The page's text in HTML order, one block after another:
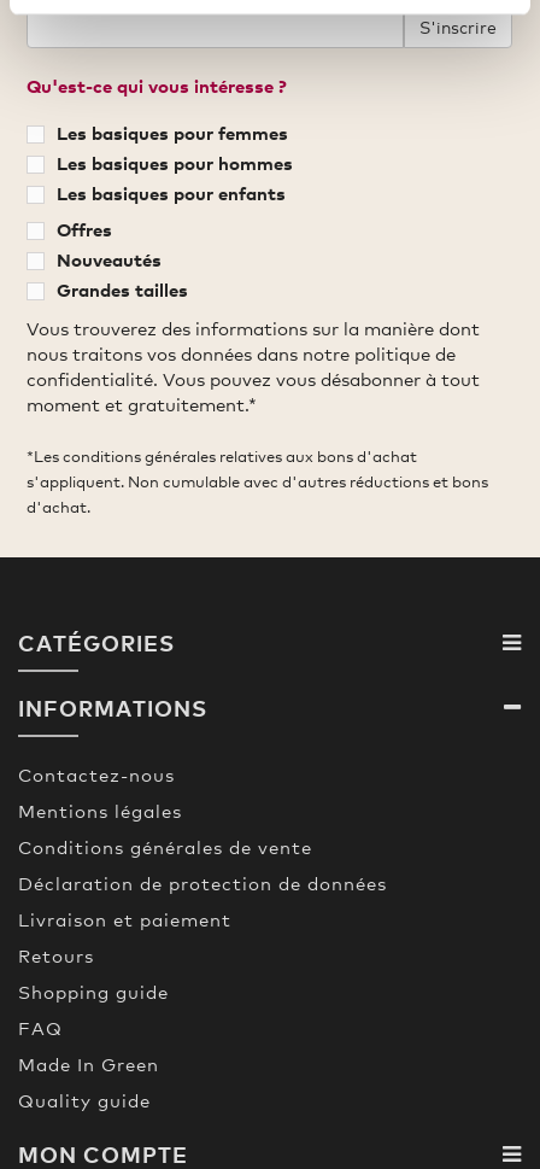
S'inscrire
Qu'est-ce qui vous intéresse ?
Les basiques pour femmes
Les basiques pour hommes
Les basiques pour enfants
Offres
Nouveautés
Grandes tailles
Vous trouverez des informations sur la manière dont
nous traitons vos données dans notre politique de
confidentialité. Vous pouvez vous désabonner à tout
moment et gratuitement.*
*Les conditions générales relatives aux bons d'achat
s'appliquent. Non cumulable avec d'autres réductions et bons
d'achat.
CATÉGORIES
INFORMATIONS
Contactez-nous
Mentions légales
Conditions générales de vente
Déclaration de protection de données
Livraison et paiement
Retours
Shopping guide
FAQ
Made In Green
Quality guide
MON COMPTE